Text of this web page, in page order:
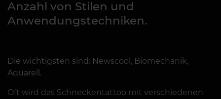
Anzahl von Stilen und
Anwendungstechniken.
Die wichtigsten sind: Newscool, Biomechanik,
Aquarell.
Oft wird das Schneckentattoo mit verschiedenen